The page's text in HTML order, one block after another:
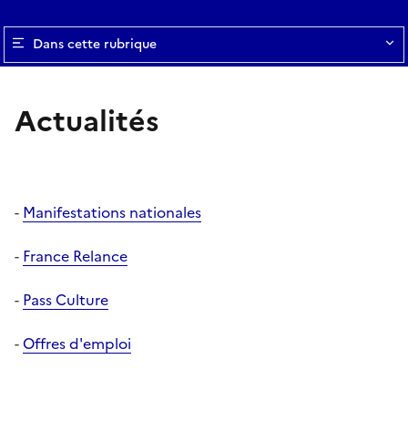
Dans cette rubrique
Actualités
- Manifestations nationales
- France Relance
- Pass Culture
-Offres d'emploi